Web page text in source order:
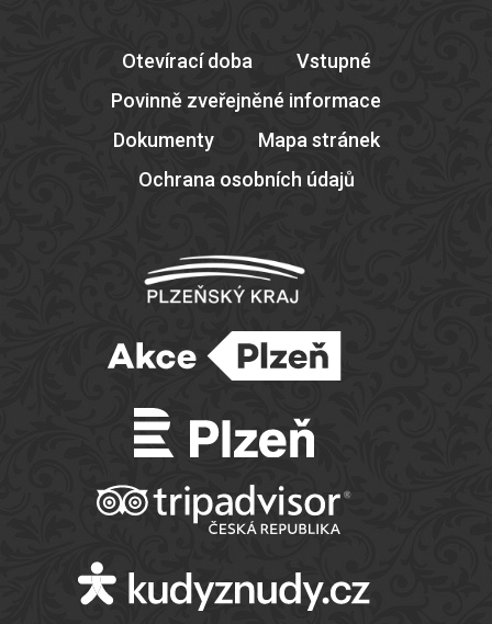
Otevírací doba
Vstupné
Povinně zveřejněné informace
Dokumenty
Mapa stránek
Ochrana osobních údajů